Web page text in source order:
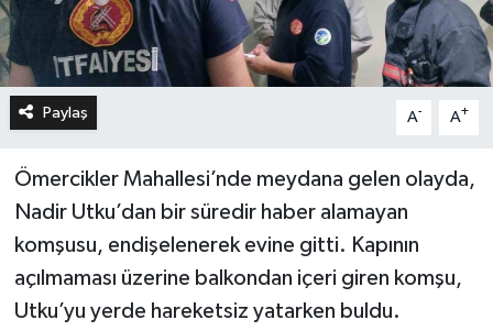
Paylaş A- A+
Ömercikler Mahallesi’nde meydana gelen olayda,
Nadir Utku’dan bir süredir haber alamayan
komşusu, endişelenerek evine gitti. Kapının
açılmaması üzerine balkondan içeri giren komşu,
Utku’yu yerde hareketsiz yatarken buldu.